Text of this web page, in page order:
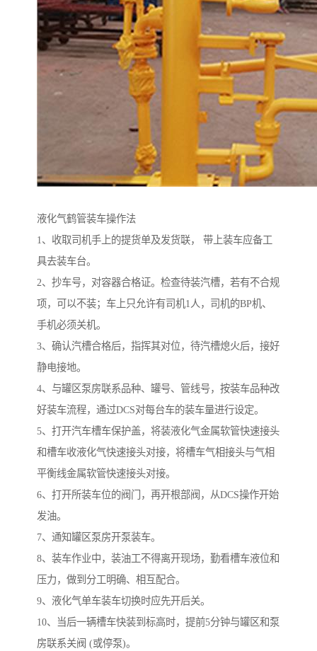
液化气鹤管装车操作法
1、收取司机手上的提货单及发货联， 带上装车应备工
具去装车台。
2、抄车号，对容器合格证。检查待装汽槽，若有不合规
项，可以不装；车上只允许有司机1人，司机的BP机、
手机必须关机。
3、确认汽槽合格后，指挥其对位，待汽槽熄火后，接好
静电接地。
4、与罐区泵房联系品种、罐号、管线号，按装车品种改
好装车流程，通过DCS对每台车的装车量进行设定。
5、打开汽车槽车保护盖，将装液化气金属软管快速接头
和槽车收液化气快速接头对接，将槽车气相接头与气相
平衡线金属软管快速接头对接。
6、打开所装车位的阀门，再开根部阀，从DCS操作开始
发油。
7、通知罐区泵房开泵装车。
8、装车作业中，装油工不得离开现场，勤看槽车液位和
压力，做到分工明确、相互配合。
9、液化气单车装车切换时应先开后关。
10、当后一辆槽车快装到标高时，提前5分钟与罐区和泵
房联系关阀 (或停泵)。